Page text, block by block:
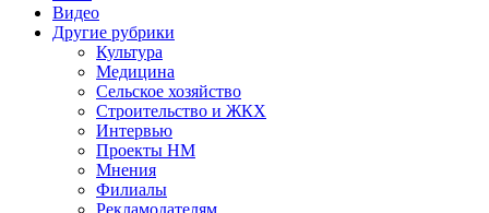
Видео
Другие рубрики
Культура
Медицина
Сельское хозяйство
Строительство и ЖКХ
Интервью
Проекты НМ
Мнения
Филиалы
Рекламодателям